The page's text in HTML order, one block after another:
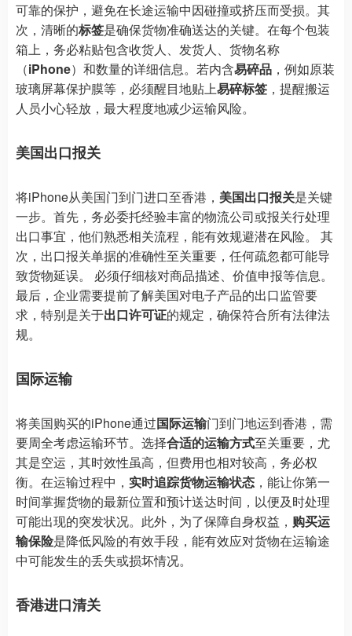
可靠的保护，避免在长途运输中因碰撞或挤压而受损。其
次，清晰的标签是确保货物准确送达的关键。在每个包装
箱上，务必粘贴包含收货人、发货人、货物名称
（iPhone）和数量的详细信息。若内含易碎品 ，例如原装
玻璃屏幕保护膜等，必须醒目地贴上易碎标签 ，提醒搬运
人员小心轻放，最大程度地减少运输风险。
美国出口报关
将iPhone从美国门到门进口至香港， 美国出口报关是关键
一步。首先，务必委托经验丰富的物流公司或报关行处理
出口事宜，他们熟悉相关流程，能有效规避潜在风险。 其
次，出口报关单据的准确性至关重要，任何疏忽都可能导
致货物延误。 必须仔细核对商品描述、价值申报等信息。
最后，企业需要提前了解美国对电子产品的出口监管要
求，特别是关于出口许可证的规定，确保符合所有法律法
规。
国际运输
将美国购买的iPhone通过国际运输门到门地运到香港，需
要周全考虑运输环节。选择合适的运输方式至关重要，尤
其是空运，其时效性虽高，但费用也相对较高，务必权
衡。在运输过程中， 实时追踪货物运输状态 ，能让你第一
时间掌握货物的最新位置和预计送达时间，以便及时处理
可能出现的突发状况。此外，为了保障自身权益， 购买运
输保险是降低风险的有效手段，能有效应对货物在运输途
中可能发生的丢失或损坏情况。
香港进口清关